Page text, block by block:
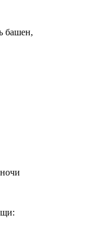
башен,